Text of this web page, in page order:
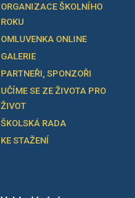
ORGANIZACE ŠKOLNÍHO
ROKU
OMLUVENKA ONLINE
GALERIE
PARTNEŘI, SPONZOŘI
UČÍME SE ZE ŽIVOTA PRO
ŽIVOT
ŠKOLSKÁ RADA
KE STAŽENÍ